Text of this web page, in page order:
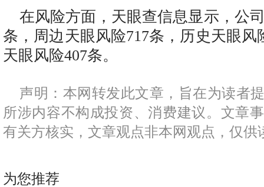
在风险方面，天眼查信息显示，公
条，周边天眼风险717条，历史天眼风
天眼风险407条。
声明：本网转发此文章，旨在为读者
所涉内容不构成投资、消费建议。文章
有关方核实，文章观点非本网观点，仅供
为您推荐